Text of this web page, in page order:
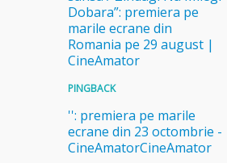
Dobara”: premiera pe
marile ecrane din
Romania pe 29 august |
CineAmator
PINGBACK
'': premiera pe marile
ecrane din 23 octombrie -
CineAmatorCineAmator